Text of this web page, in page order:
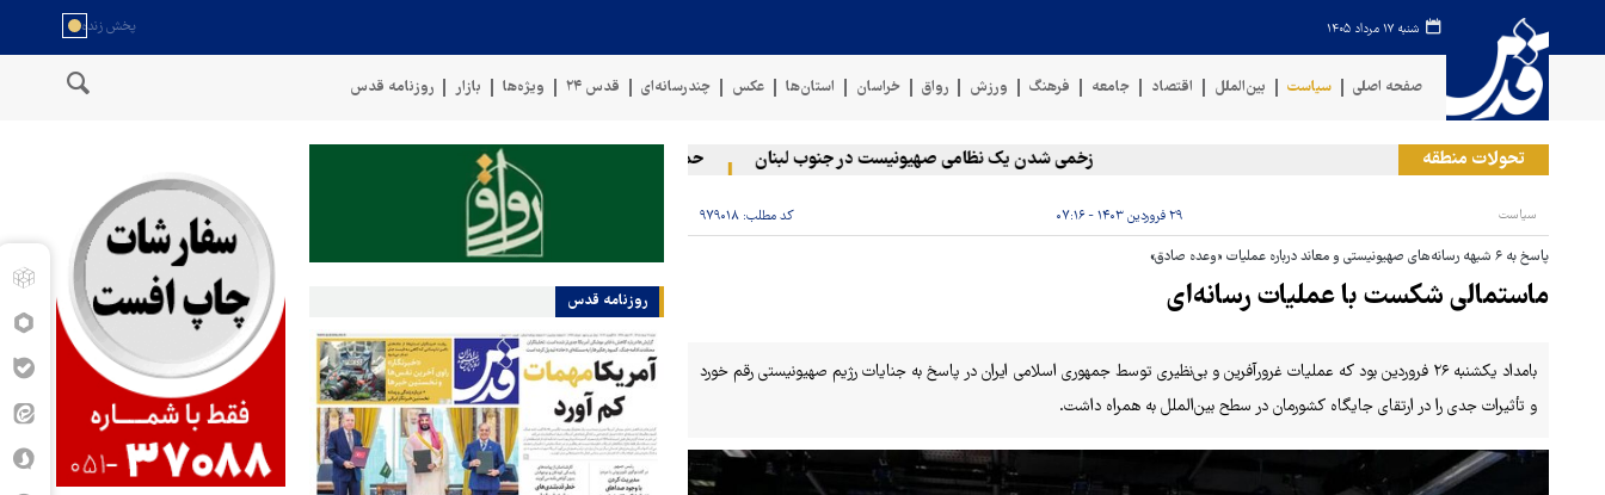
شنبه ۱۷ مرداد ۱۴۰۵
صفحه اصلی سیاست بین‌الملل اقتصاد جامعه فرهنگ ورزش رواق خراسان استان‌ها عکس چندرسانه‌ای قدس ۲۴ ویژه‌ها بازار روزنامه قدس
تحولات منطقه زخمی‌ شدن یک نظامی صهیونیست در جنوب لبنان حمله رژیم صهیونیستی به دو منطقه در لبنان
سیاست ۲۹ فروردین ۱۴۰۳ - ۰۷:۱۶ کد مطلب: ۹۷۹۰۱۸
پاسخ به ۶ شبهه رسانه‌های صهیونیستی و معاند درباره عملیات «وعده صادق»
ماستمالی شکست با عملیات رسانه‌ای
بامداد یکشنبه ۲۶ فروردین بود که عملیات غرورآفرین و بی‌نظیری توسط جمهوری اسلامی ایران در پاسخ به جنایات رژیم صهیونیستی رقم خورد
و تأثیرات جدی را در ارتقای جایگاه کشورمان در سطح بین‌الملل به همراه داشت.
روزنامه قدس